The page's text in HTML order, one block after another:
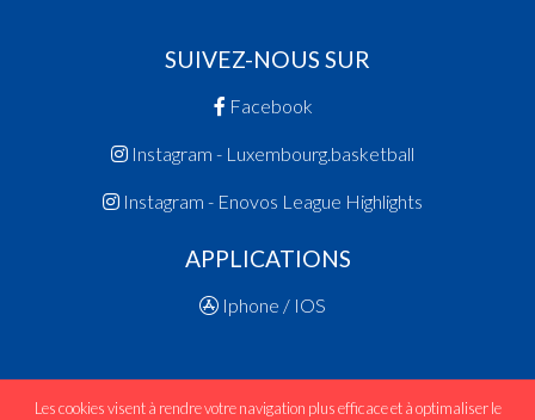
SUIVEZ-NOUS SUR
Facebook
Instagram - Luxembourg.basketball
Instagram - Enovos League Highlights
APPLICATIONS
Iphone / IOS
Les cookies visent à rendre votre navigation plus efficace et à optimaliser le